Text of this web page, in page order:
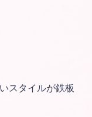
スタイルが鉄板